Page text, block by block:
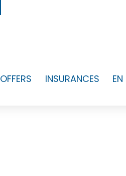
OFFERS INSURANCES